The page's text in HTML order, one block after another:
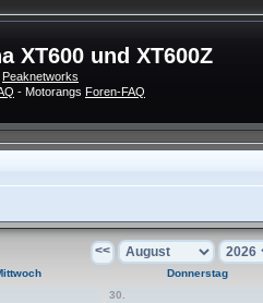
XT600 und XT600Z
Peaknetworks
- Motorangs Foren-FAQ
<<
Donnerstag
30.